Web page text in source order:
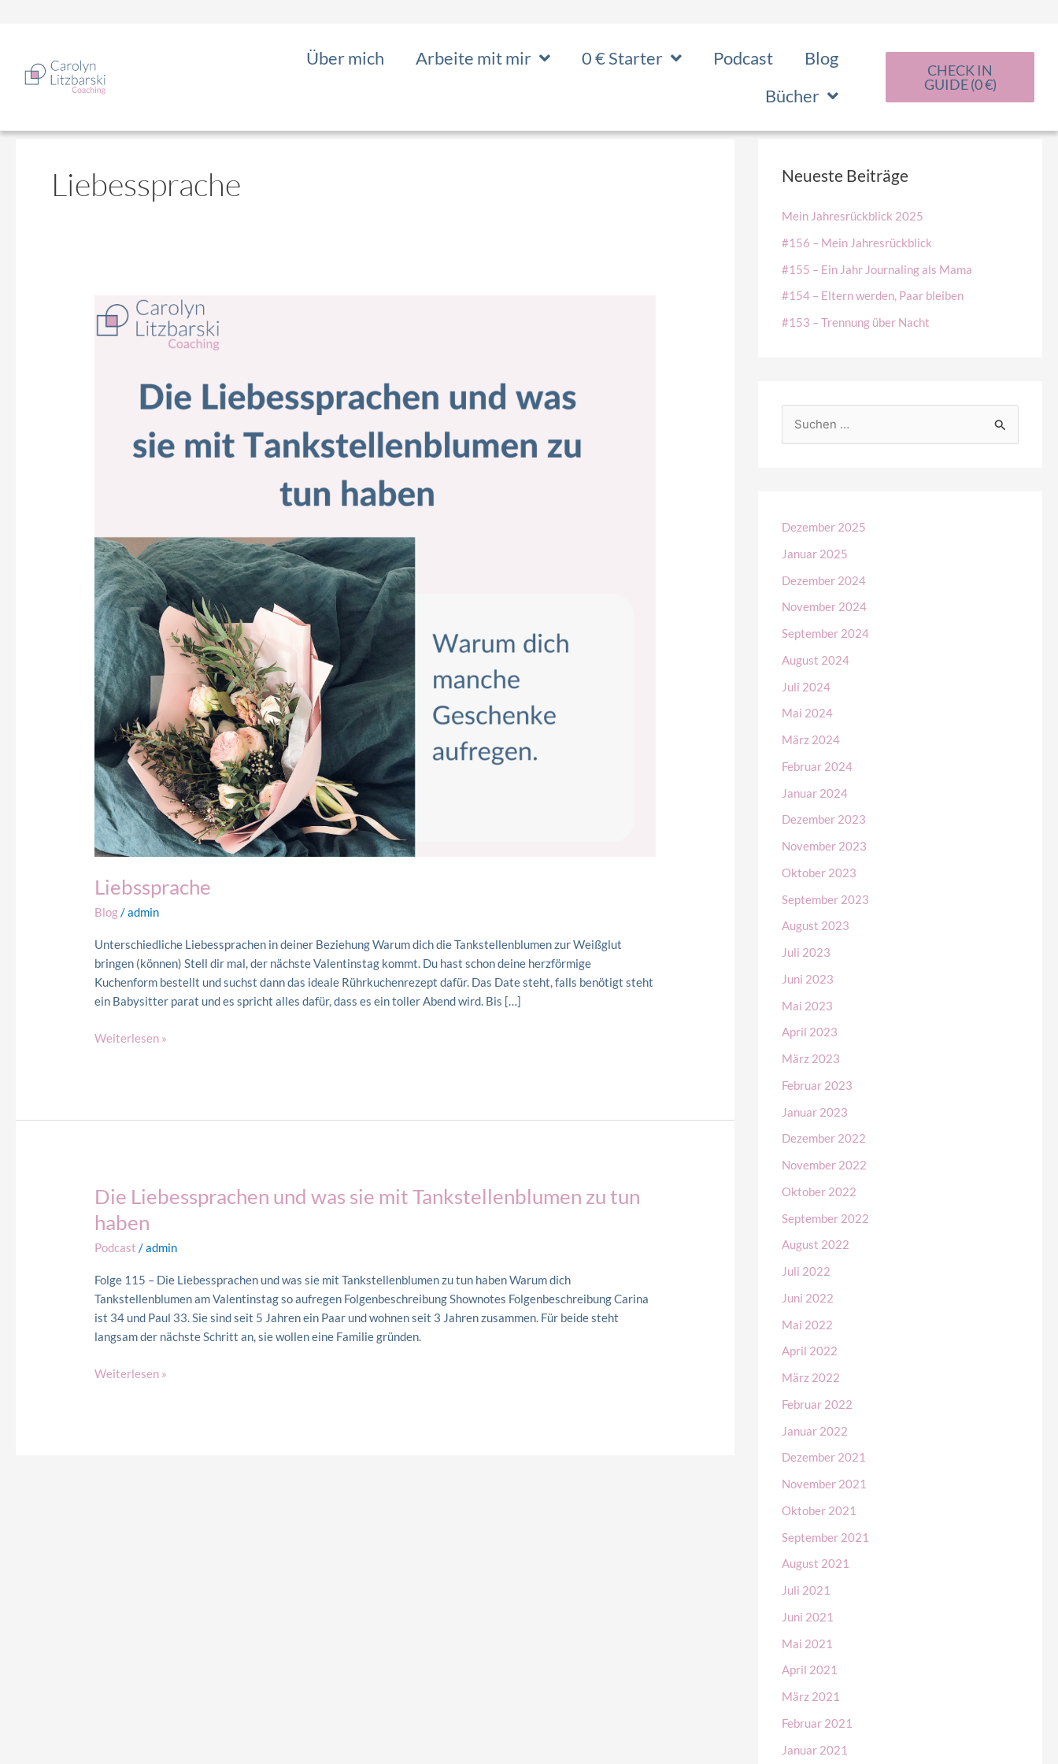
Über mich Arbeite mit mir 0 € Starter Podcast
Blog
Bücher
CHECK IN
GUIDE (0 €)
Liebessprache
Liebssprache
Blog/admin
Unterschiedliche Liebessprachen in deiner Beziehung Warum dich die Tankstellenblumen zur Weißglut
bringen (können) Stell dir mal, der nächste Valentinstag kommt. Du hast schon deine herzförmige
Kuchenform bestellt und suchst dann das ideale Rührkuchenrezept dafür. Das Date steht, falls benötigt steht
ein Babysitter parat und es spricht alles dafür, dass es ein toller Abend wird. Bis […]
Liebssprache
Weiterlesen »
Die Liebessprachen und was sie mit Tankstellenblumen zu tun
haben
Podcast /admin
Folge 115 – Die Liebessprachen und was sie mit Tankstellenblumen zu tun haben Warum dich
Tankstellenblumen am Valentinstag so aufregen Folgenbeschreibung Shownotes Folgenbeschreibung Carina
ist 34 und Paul 33. Sie sind seit 5 Jahren ein Paar und wohnen seit 3 Jahren zusammen. Für beide steht
langsam der nächste Schritt an, sie wollen eine Familie gründen.
Die
und
was
mit
Tankstellenblumen
zu
tun
Weiterlesen »
Neueste Beiträge
Mein Jahresrückblick 2025
#156 – Mein Jahresrückblick
#155 – Ein Jahr Journaling als Mama
#154 – Eltern werden, Paar bleiben
#153 – Trennung über Nacht
e
h
:
Dezember 2025
Januar 2025
Dezember 2024
November 2024
September 2024
August 2024
Juli 2024
Mai 2024
März 2024
Februar 2024
Januar 2024
Dezember 2023
November 2023
Oktober 2023
September 2023
August 2023
Juli 2023
Juni 2023
Mai 2023
April 2023
März 2023
Februar 2023
Januar 2023
Dezember 2022
November 2022
Oktober 2022
September 2022
August 2022
Juli 2022
Juni 2022
Mai 2022
April 2022
März 2022
Februar 2022
Januar 2022
Dezember 2021
November 2021
Oktober 2021
September 2021
August 2021
Juli 2021
Juni 2021
Mai 2021
April 2021
März 2021
Februar 2021
Januar 2021